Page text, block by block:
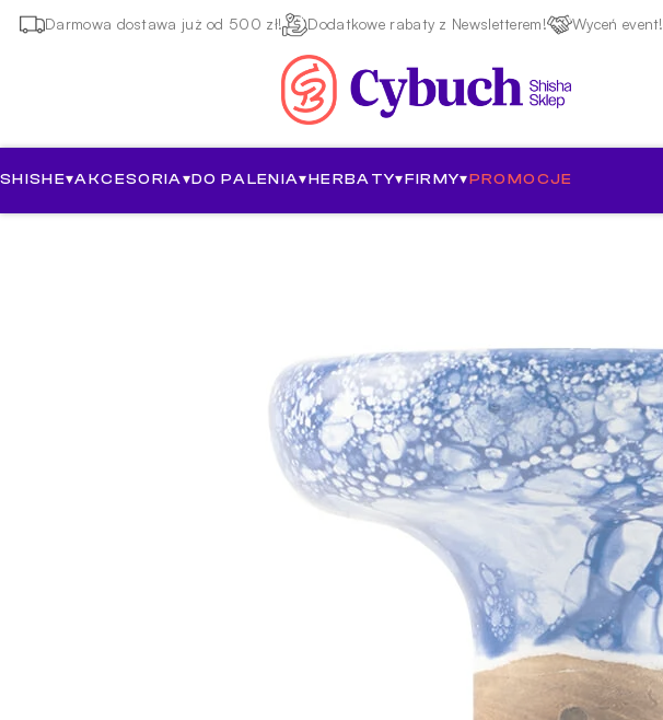
Darmowa dostawa już od 500 zł! Dodatkowe rabaty z Newsletterem! Wyceń event!
SHISHE▾AKCESORIA▾DO PALENIA▾HERBATY▾FIRMY▾PROMOCJE